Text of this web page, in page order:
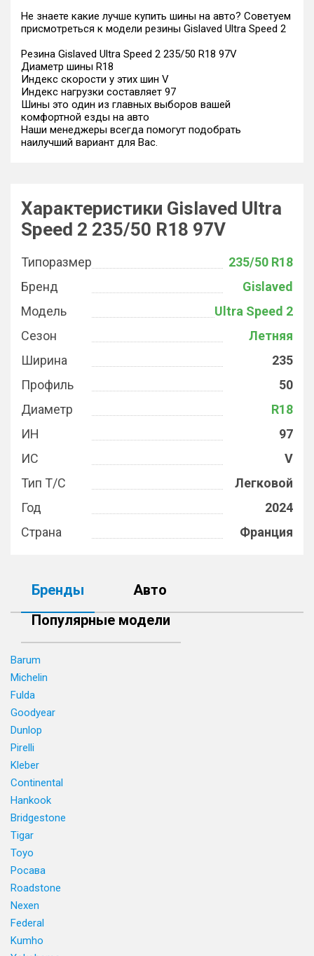
Не знаете какие лучше купить шины на авто? Советуем
присмотреться к модели резины Gislaved Ultra Speed 2
Резина Gislaved Ultra Speed 2 235/50 R18 97V
Диаметр шины R18
Индекс скорости у этих шин V
Индекс нагрузки составляет 97
Шины это один из главных выборов вашей
комфортной езды на авто
Наши менеджеры всегда помогут подобрать
наилучший вариант для Вас.
Характеристики Gislaved Ultra
Speed 2 235/50 R18 97V
Типоразмер
235/50 R18
Бренд
Gislaved
Модель
Ultra Speed 2
Сезон
Летняя
Ширина
235
Профиль
50
Диаметр
R18
ИН
97
ИС
V
Тип Т/С
Легковой
Год
2024
Страна
Франция
Бренды
Авто
Популярные модели
Barum
Michelin
Fulda
Goodyear
Dunlop
Pirelli
Kleber
Continental
Hankook
Bridgestone
Tigar
Toyo
Росава
Roadstone
Nexen
Federal
Kumho